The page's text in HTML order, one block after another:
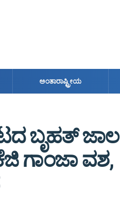
ಅಂತಾರಾಷ್ಟ್ರೀಯ
ಬೃಹತ್ ಜಾಲ
ಗಾಂಜಾ ವಶ,